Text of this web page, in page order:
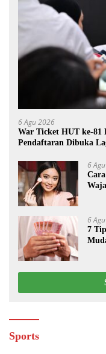
6 Agu 2026
War Ticket HUT ke-81
Pendaftaran Dibuka
6
6
7
Sports